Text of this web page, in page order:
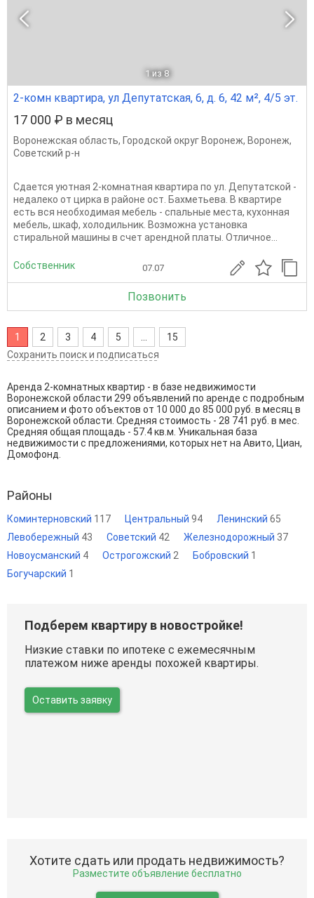
1 из 8
2-комн квартира, ул Депутатская, 6, д. 6, 42 м², 4/5 эт.
17 000 ₽ в месяц
Воронежская область, Городской округ Воронеж, Воронеж,
Советский р-н
Сдается уютная 2-комнатная квартира по ул. Депутатской -
недалеко от цирка в районе ост. Бахметьева. В квартире
есть вся необходимая мебель - спальные места, кухонная
мебель, шкаф, холодильник. Возможна установка
стиральной машины в счет арендной платы. Отличное...
Собственник 07.07
Позвонить
1 2 3 4 5
15
Сохранить поиск и подписаться
Аренда 2-комнатных квартир - в базе недвижимости
Воронежской области 299 объявлений по аренде с подробным
описанием и фото объектов от 10 000 до 85 000 руб. в месяц в
Воронежской области. Средняя стоимость - 28 741 руб. в мес.
Средняя общая площадь - 57.4 кв.м. Уникальная база
недвижимости с предложениями, которых нет на Авито, Циан,
Домофонд.
Районы
Коминтерновский 117 Центральный 94 Ленинский 65
Левобережный 43 Советский 42 Железнодорожный 37
Новоусманский 4 Острогожский 2 Бобровский 1
Богучарский 1
Подберем квартиру в новостройке!
Низкие ставки по ипотеке с ежемесячным
платежом ниже аренды похожей квартиры.
Оставить заявку
Хотите сдать или продать недвижимость?
Разместите объявление бесплатно